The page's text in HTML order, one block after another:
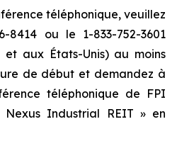
téléphonique, veuillez
8414 ou le 1-833-752-3601
aux États-Unis) au moins
de début et demandez à
téléphonique de FPI
Industrial REIT » en